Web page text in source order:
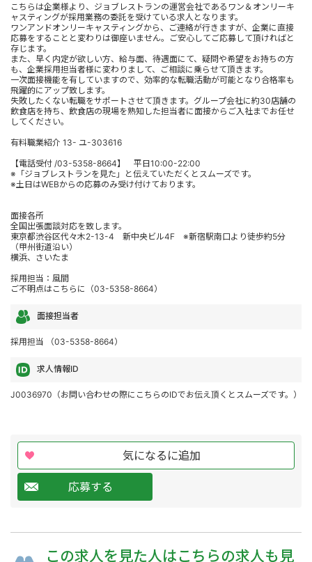
こちらは企業様より、ジョブレストランの運営会社であるワン＆オンリーキ
ャスティングが採用業務の委託を受けている求人となります。
ワンアンドオンリーキャスティングから、ご連絡が行きますが、企業に直接
応募をすることと変わりは御座いません。ご安心してご応募して頂ければと
存じます。
また、早く内定が欲しい方、給与面、待遇面にて、疑問や希望をお持ちの方
も、企業採用担当者様に変わりまして、ご相談に乗らせて頂きます。
一次面接機能を有していますので、効率的な転職活動が可能となり合格率も
飛躍的にアップ致します。
失敗したくない転職をサポートさせて頂きます。グループ会社に約30店舗の
飲食店を持ち、飲食店の現場を熟知した担当者に面接からご入社までお任せ
してください。
有料職業紹介 13- ユ-303616
【電話受付 /03-5358-8664】 平日10:00-22:00
※「ジョブレストランを見た」と伝えていただくとスムーズです。
※土日はWEBからの応募のみ受け付けております。
面接各所
全国出張面談対応を致します。
東京都渋谷区代々木2-13-4 新中央ビル4F ※新宿駅南口より徒歩約5分
（甲州街道沿い）
横浜、さいたま
採用担当：風間
ご不明点はこちらに（03-5358-8664）
面接担当者
採用担当 （03-5358-8664）
求人情報ID
J0036970（お問い合わせの際にこちらのIDでお伝え頂くとスムーズです。）
気になるに追加
応募する
この求人を 見た人はこちらの求人も 見